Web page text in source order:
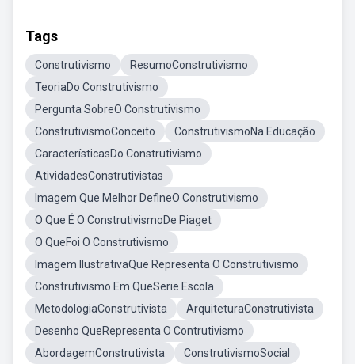
Tags
Construtivismo
ResumoConstrutivismo
TeoriaDo Construtivismo
Pergunta SobreO Construtivismo
ConstrutivismoConceito
ConstrutivismoNa Educação
CaracterísticasDo Construtivismo
AtividadesConstrutivistas
Imagem Que Melhor DefineO Construtivismo
O Que É O ConstrutivismoDe Piaget
O QueFoi O Construtivismo
Imagem IlustrativaQue Representa O Construtivismo
Construtivismo Em QueSerie Escola
MetodologiaConstrutivista
ArquiteturaConstrutivista
Desenho QueRepresenta O Contrutivismo
AbordagemConstrutivista
ConstrutivismoSocial